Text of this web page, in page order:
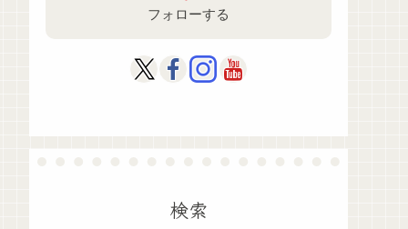
フォローする
検索